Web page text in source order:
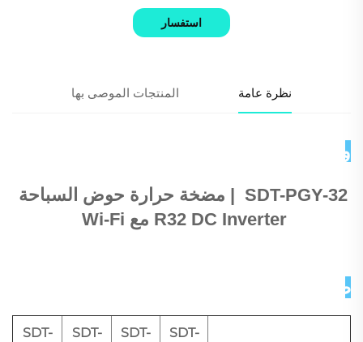
استفسار
نظرة عامة المنتجات الموصى بها
وصف المنتج
SDT-PGY-32
|
R32 DC Inverter مع Wi-Fi
صور تفصيلية
SDT-
SDT-
SDT-
SDT-